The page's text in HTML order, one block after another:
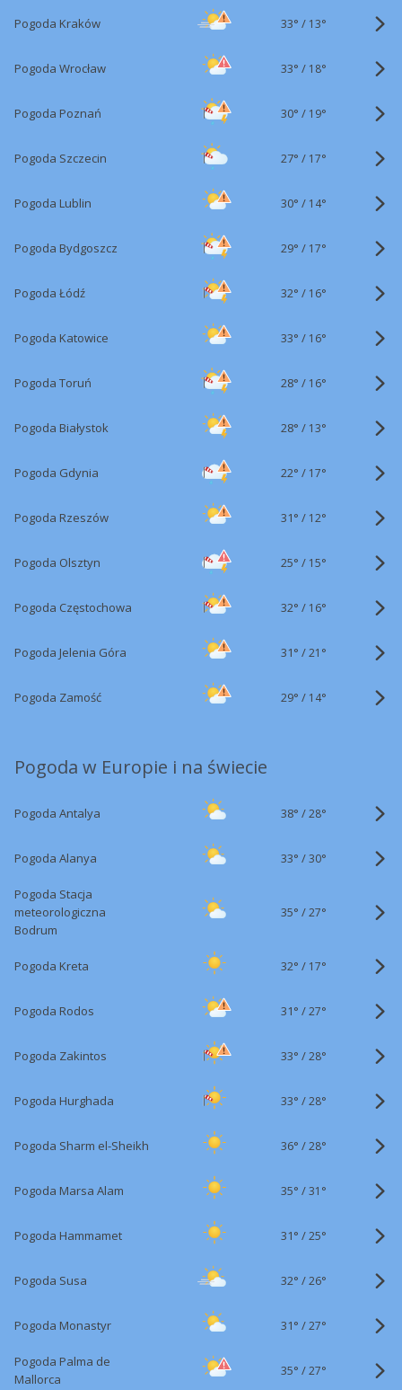
Pogoda Kraków 33° / 13°
Pogoda Wrocław 33° / 18°
Pogoda Poznań 30° / 19°
Pogoda Szczecin 27° / 17°
Pogoda Lublin 30° / 14°
Pogoda Bydgoszcz 29° / 17°
Pogoda Łódź 32° / 16°
Pogoda Katowice 33° / 16°
Pogoda Toruń 28° / 16°
Pogoda Białystok 28° / 13°
Pogoda Gdynia 22° / 17°
Pogoda Rzeszów 31° / 12°
Pogoda Olsztyn 25° / 15°
Pogoda Częstochowa 32° / 16°
Pogoda Jelenia Góra 31° /21°
Pogoda Zamość 29° / 14°
Pogoda w Europie i na świecie
Pogoda Antalya 38° /28°
Pogoda Alanya 33° /30°
Pogoda Stacja
meteorologiczna
Bodrum
35° /27°
Pogoda Kreta 32° / 17°
Pogoda Rodos 31° /27°
Pogoda Zakintos 33° /28°
Pogoda Hurghada 33° /28°
Pogoda Sharm el-Sheikh 36° /28°
Pogoda Marsa Alam 35° /31°
Pogoda Hammamet 31° /25°
Pogoda Susa 32° /26°
Pogoda Monastyr 31° /27°
Pogoda Palma de
Mallorca
35° /27°